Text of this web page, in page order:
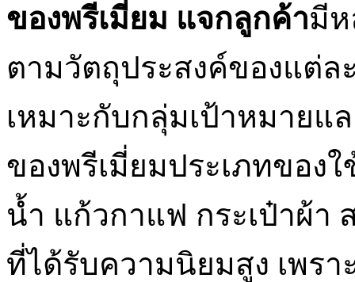
ของพรีเมี่ยม แจกลูกค้ามีห
ตามวัตถุประสงค์ของแต่ล
เหมาะกับกลุ่มเป้าหมายแ
ของพรีเมี่ยมประเภทของ
น้ำ แก้วกาแฟ กระเป๋าผ้า
ที่ได้รับความนิยมสูง เพร